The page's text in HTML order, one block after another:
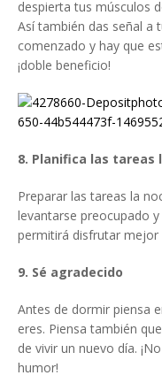
despierta tus músculos
Así también das señal a
comenzado y hay que
¡doble beneficio!
8. Planifica las tareas
Preparar las tareas la
levantarse preocupado
permitirá disfrutar mejor
9. Sé agradecido
Antes de dormir piensa
eres. Piensa también
de vivir un nuevo día.
humor!